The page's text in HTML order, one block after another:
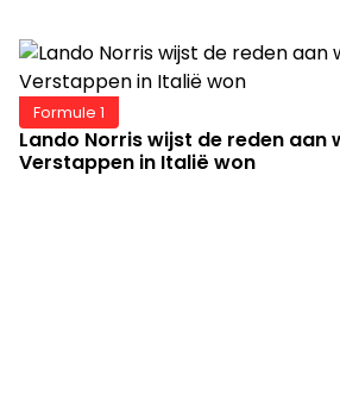
Formule 1
Lando Norris wijst de reden aan
Verstappen in Italië won